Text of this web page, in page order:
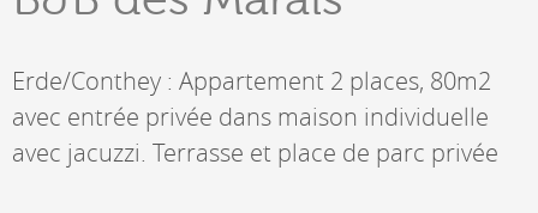
Erde/Conthey : Appartement 2 places, 80m2
avec entrée privée dans maison individuelle
avec jacuzzi. Terrasse et place de parc privée